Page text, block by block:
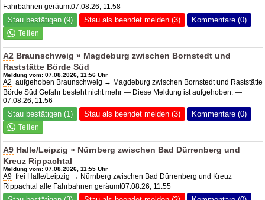
Fahrbahnen geräumt07.08.26, 11:58
Stau bestätigen (9) Stau als beendet melden (3) Kommentare (0)
A2 Braunschweig » Magdeburg zwischen Bornstedt und
Raststätte Börde Süd
Meldung vom: 07.08.2026, 11:56 Uhr
A2 aufgehoben Braunschweig → Magdeburg zwischen Bornstedt und Raststätte
Börde Süd Gefahr besteht nicht mehr — Diese Meldung ist aufgehoben. —
07.08.26, 11:56
Stau bestätigen (1) Stau als beendet melden (3) Kommentare (0)
A9 Halle/Leipzig » Nürnberg zwischen Bad Dürrenberg und
Kreuz Rippachtal
Meldung vom: 07.08.2026, 11:55 Uhr
A9 frei Halle/Leipzig → Nürnberg zwischen Bad Dürrenberg und Kreuz
Rippachtal alle Fahrbahnen geräumt07.08.26, 11:55